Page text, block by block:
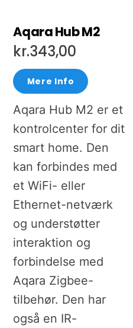
Aqara Hub M2
kr.343,00
Mere Info
Aqara Hub M2 er et
kontrolcenter for dit
smart home. Den
kan forbindes med
et WiFi- eller
Ethernet-netværk
og understøtter
interaktion og
forbindelse med
Aqara Zigbee-
tilbehør. Den har
også en IR-